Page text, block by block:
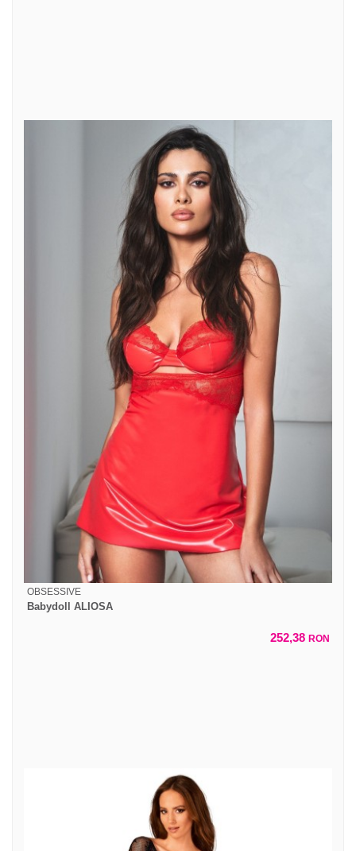
OBSESSIVE
Babydoll ALIOSA
252,38 RON